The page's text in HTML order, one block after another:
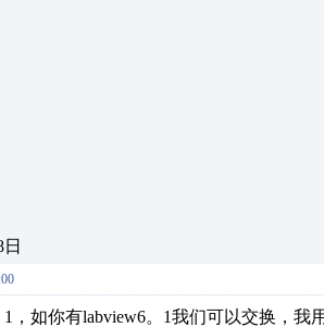
，如你有labview6。1我们可以交换，我